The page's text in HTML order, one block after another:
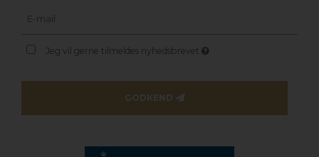
Jeg vil gerne tilmeldes nyhedsbrevet
GODKEND